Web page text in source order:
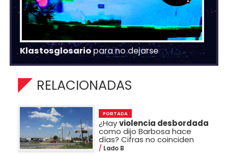
Klastosglosariopara no dejarse
RELACIONADAS
PORTADA
¿Hayviolencia desbordada
como dijo Barbosa hace
días? Cifras no coinciden
Lado B